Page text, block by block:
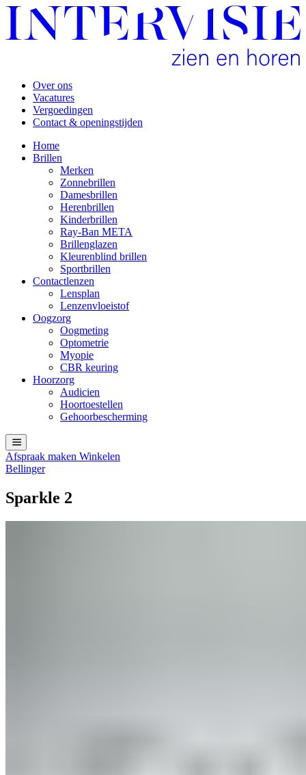
Over ons
Vacatures
Vergoedingen
Contact & openingstijden
Home
Brillen
Merken
Zonnebrillen
Damesbrillen
Herenbrillen
Kinderbrillen
Ray-Ban META
Brillenglazen
Kleurenblind brillen
Sportbrillen
Contactlenzen
Lensplan
Lenzenvloeistof
Oogzorg
Oogmeting
Optometrie
Myopie
CBR keuring
Hoorzorg
Audicien
Hoortoestellen
Gehoorbescherming
Afspraak maken Winkelen
Bellinger
Sparkle 2